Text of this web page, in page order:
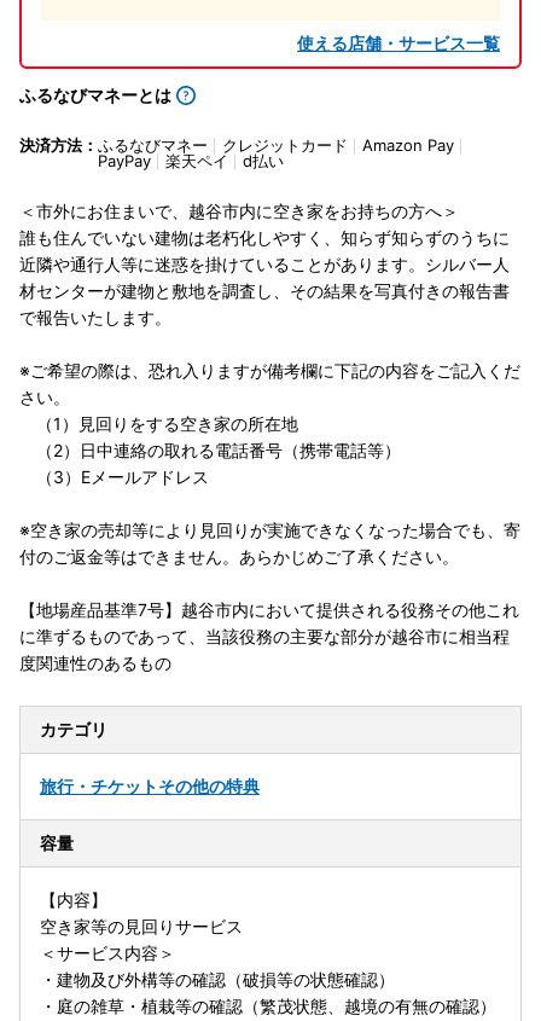
使える店舗・サービス一覧
ふるなびマネーとは
決済方法： ふるなびマネー クレジットカード
Amazon Pay
PayPay
楽天ペイ d払い
＜市外にお住まいで、越谷市内に空き家をお持ちの方へ＞
誰も住んでいない建物は老朽化しやすく、知らず知らずのうちに
近隣や通行人等に迷惑を掛けていることがあります。シルバー人
材センターが建物と敷地を調査し、その結果を写真付きの報告書
で報告いたします。
※ご希望の際は、恐れ入りますが備考欄に下記の内容をご記入くだ
さい。
（1）見回りをする空き家の所在地
（2）日中連絡の取れる電話番号（携帯電話等）
（3）Eメールアドレス
※空き家の売却等により見回りが実施できなくなった場合でも、寄
付のご返金等はできません。あらかじめご了承ください。
【地場産品基準7号】越谷市内において提供される役務その他これ
に準ずるものであって、当該役務の主要な部分が越谷市に相当程
度関連性のあるもの
カテゴリ
旅行・チケットその他の特典
容量
【内容】
空き家等の見回りサービス
＜サービス内容＞
・建物及び外構等の確認（破損等の状態確認）
・庭の雑草・植栽等の確認（繁茂状態、越境の有無の確認）